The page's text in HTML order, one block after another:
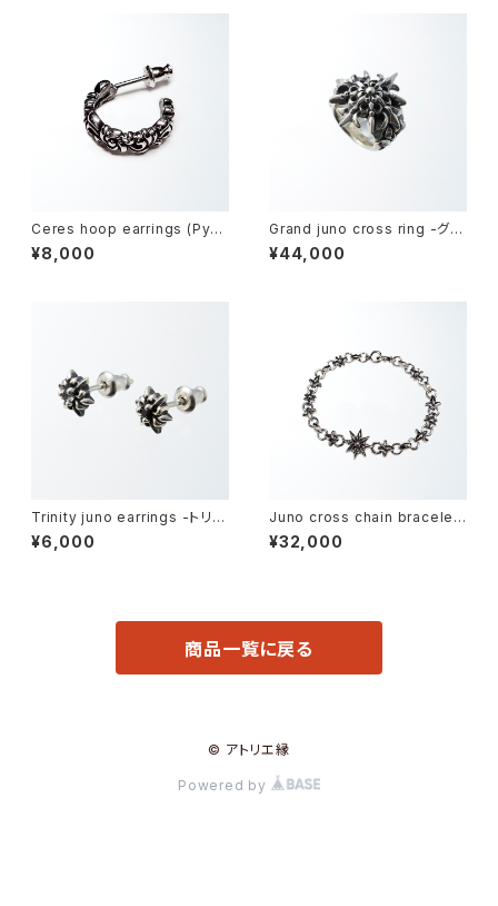
Ceres hoop earrings (Pycn
os) -ケレス・フープピアス-
¥8,000
Grand juno cross ring -グラ
ンドジュノークロスリング-
¥44,000
Trinity juno earrings -トリニ
ティジュノー・ピアス-
¥6,000
Juno cross chain bracelet
(S) -ジュノークロス・チェーンブ
レスレット-
¥32,000
商品一覧に戻る
© アトリエ縁
Powered by